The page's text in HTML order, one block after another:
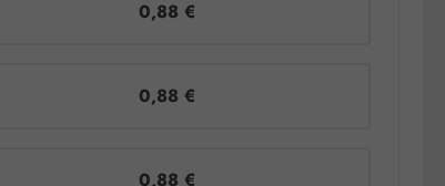
0,88 €
0,88 €
0,88 €